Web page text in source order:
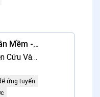
Mềm -
Thông
Nhập
Cứu Và
- Tổng
ứng tuyển